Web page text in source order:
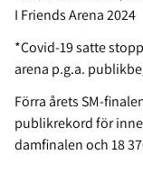
I Friends Arena 2024
*Covid-19 satte
arena p.g.a.
Förra årets SM-
publikrekord för
damfinalen och 18